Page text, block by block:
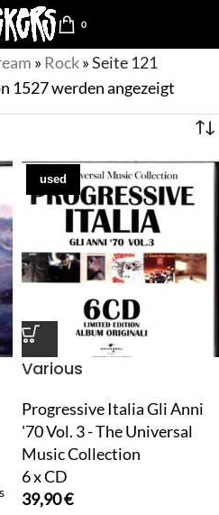
0
» Rock»Seite 121
1527 werden angezeigt
used
Various
Progressive Italia Gli Anni
'70 Vol. 3 - The Universal
Music Collection
6 x CD
39,90€